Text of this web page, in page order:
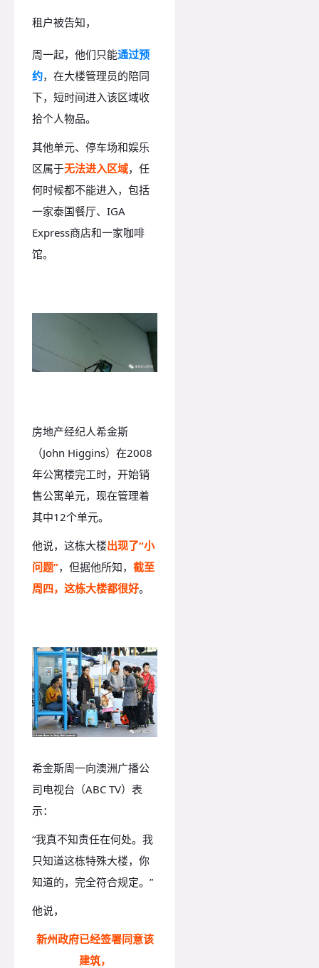
租户被告知，
周一起，他们只能通过预
约，在大楼管理员的陪同
下，短时间进入该区域收
拾个人物品。
其他单元、停车场和娱乐
区属于无法进入区域，任
何时候都不能进入，包括
一家泰国餐厅、IGA
Express商店和一家咖啡
馆。
房地产经纪人希金斯
（John Higgins）在2008
年公寓楼完工时，开始销
售公寓单元，现在管理着
其中12个单元。
他说，这栋大楼出现了“小
问题”，但据他所知， 截至
周四，这栋大楼都很好。
希金斯周一向澳洲广播公
司电视台（ABC TV）表
示：
“我真不知责任在何处。我
只知道这栋特殊大楼，你
知道的，完全符合规定。”
他说，
新州政府已经签署同意该
建筑，